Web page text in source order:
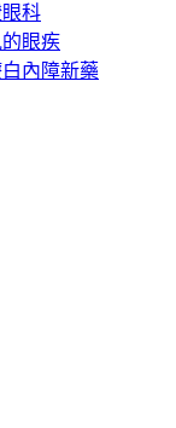
科
眼疾
內障新藥